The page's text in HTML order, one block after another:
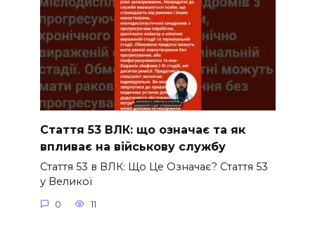
Стаття 53 ВЛК: що означає та як
впливає на військову службу
Стаття 53 в ВЛК: Що Це Означає? Стаття 53
у Великої
0 11